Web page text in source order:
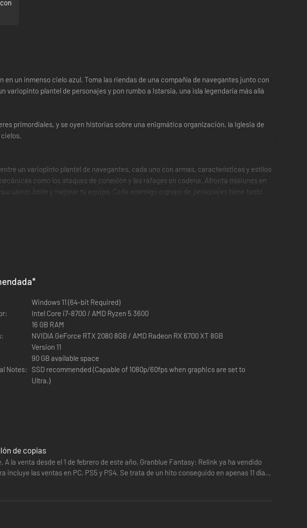
un inmenso cielo azul. Toma las riendas de una compañía de navegantes junto con
plantel de personajes y pon rumbo a Istarsia, una isla legendaria más allá
primordiales, y se oyen historias sobre una enigmática organización, la Iglesia de
un variopinto plantel de navegantes, cada uno con armas, características y estilos
como los ataques de conexión y las ráfagas en cadena. Afronta misiones en
botín y mejorar tu equipo. Cada enemigo o grupo de personajes tiene tanto
los jugadores, hasta los que no están acostumbrados a los juegos de acción.
apuntes sobre las distintas gentes, lugares y mucho más. Aparte del caudal de
*
Windows 11 (64-bit Required)
Intel Core i7-8700 / AMD Ryzen 5 3600
16 GB RAM
NVIDIA GeForce RTX 2080 8GB / AMD Radeon RX 6700 XT 8GB
Version 11
90 GB available space
Notes:
SSD recommended (Capable of 1080p/60fps when graphics are set to
Ultra.)
de copias
la venta desde el 1 de febrero de este año, Granblue Fantasy: Relink ya ha vendido
las ventas en PC, PS5 y PS4. Se trata de un hito conseguido en apenas 11 días.